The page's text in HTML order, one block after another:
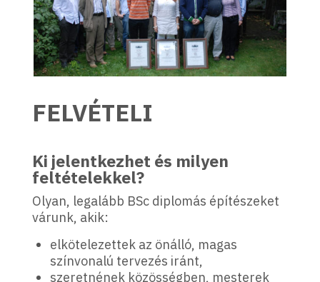
FELVÉTELI
Ki jelentkezhet és milyen
feltételekkel?
Olyan, legalább BSc diplomás építészeket
várunk, akik:​
elkötelezettek az önálló, magas
színvonalú tervezés iránt,
szeretnének közösségben, mesterek